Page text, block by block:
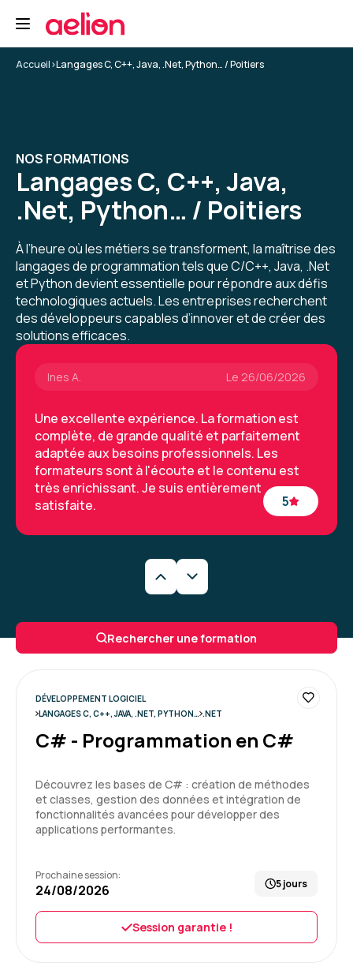
Accueil>Langages C, C++, Java, .Net, Python… / Poitiers
NOS FORMATIONS
Langages C, C++, Java,
.Net, Python… / Poitiers
À l’heure où les métiers se transforment, la maîtrise des
langages de programmation tels que C/C++, Java, .Net
et Python devient essentielle pour répondre aux défis
technologiques actuels. Les entreprises recherchent
des développeurs capables d’innover et de créer des
solutions efficaces.
attente, bien adapté à un groupe de cette taille
(5 apprenants)
Formation : Python, programmation Objet
Le 27/03/2026
5
La formation était bien structurée et nous
avons eu le temps d'implémenter et de
manipuler les concepts présenté. J'ai pu revoir
toutes les bases du langage et Olivier était à
l'écoute.
Formation : Python, programmation Objet
Ines A. Le 26/06/2026
5
Une excellente expérience. La formation est
complète, de grande qualité et parfaitement
adaptée aux besoins professionnels. Les
formateurs sont à l'écoute et le contenu est
très enrichissant. Je suis entièrement
satisfaite.
Formation : Spring, développer des applications
Bonne, formation claire et bien structurée.
FABIEN Z. Le 22/06/2026
4
Formation très complète qui est intense.
Formation : Python, programmation Objet
Rechercher une formation
DÉVELOPPEMENT LOGICIEL
LANGAGES C, C++, JAVA, .NET, PYTHON… .NET
C# - Programmation en C#
Découvrez les bases de C# : création de méthodes
et classes, gestion des données et intégration de
fonctionnalités avancées pour développer des
applications performantes.
Prochaine session:
24/08/2026 5 jours
Session garantie !